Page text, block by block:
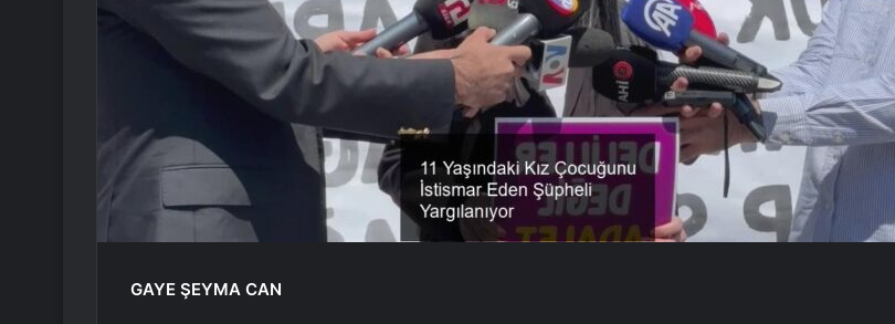
GAYE ŞEYMA CAN